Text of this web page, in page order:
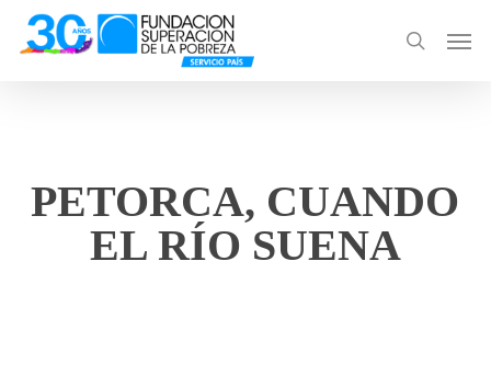
search
Menu
PETORCA, CUANDO
EL RÍO SUENA